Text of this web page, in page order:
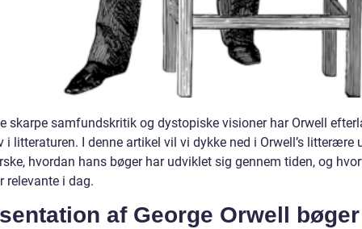
skarpe samfundskritik og dystopiske visioner har Orwell
i litteraturen. I denne artikel vil vi dykke ned i Orwell’s litterære
hvordan hans bøger har udviklet sig gennem tiden, og
relevante i dag.
af George Orwell bøger